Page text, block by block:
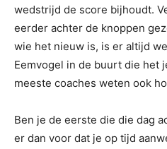
wedstrijd de score bijhoudt.
eerder achter de knoppen
wie het nieuw is, is er altijd
Eemvogel in de buurt die het
meeste coaches weten ook
Ben je de eerste die die dag
er dan voor dat je op tijd